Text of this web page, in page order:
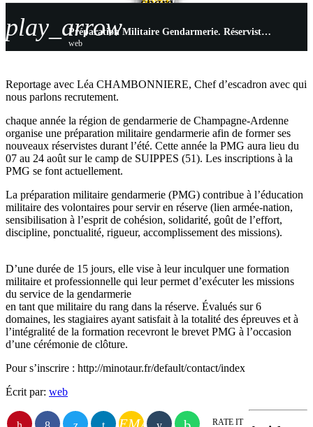
play_arrow Préparation Militaire Gendarmerie. Réserviste, pourquoi pas vous !
web
Reportage avec Léa CHAMBONNIERE, Chef d’escadron avec qui
nous parlons recrutement.
chaque année la région de gendarmerie de Champagne-Ardenne
organise une préparation militaire gendarmerie afin de former ses
nouveaux réservistes durant l’été. Cette année la PMG aura lieu du
07 au 24 août sur le camp de SUIPPES (51). Les inscriptions à la
PMG se font actuellement.
La préparation militaire gendarmerie (PMG) contribue à l’éducation
militaire des volontaires pour servir en réserve (lien armée-nation,
sensibilisation à l’esprit de cohésion, solidarité, goût de l’effort,
discipline, ponctualité, rigueur, accomplissement des missions).
D’une durée de 15 jours, elle vise à leur inculquer une formation
militaire et professionnelle qui leur permet d’exécuter les missions
du service de la gendarmerie
en tant que militaire du rang dans la réserve. Évalués sur 6
domaines, les stagiaires ayant satisfait à la totalité des épreuves et à
l’intégralité de la formation recevront le brevet PMG à l’occasion
d’une cérémonie de clôture.
Pour s’inscrire : http://minotaur.fr/default/contact/index
Écrit par: web
RATE IT